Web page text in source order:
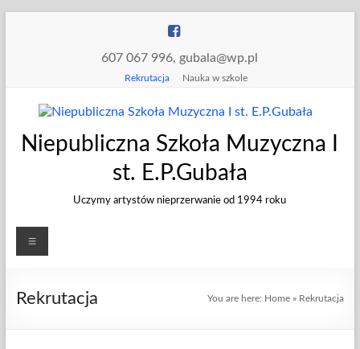
607 067 996, gubala@wp.pl
Rekrutacja Nauka w szkole
Niepubliczna Szkoła Muzyczna I
st. E.P.Gubała
Uczymy artystów nieprzerwanie od 1994 roku
Menu
Rekrutacja You are here: Home » Rekrutacja